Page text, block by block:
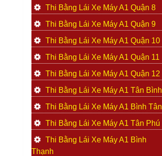
Thi Bằng Lái Xe Máy A1 Quận 8
Thi Bằng Lái Xe Máy A1 Quận 9
Thi Bằng Lái Xe Máy A1 Quận 10
Thi Bằng Lái Xe Máy A1 Quận 11
Thi Bằng Lái Xe Máy A1 Quận 12
Thi Bằng Lái Xe Máy A1 Tân Bình
Thi Bằng Lái Xe Máy A1 Bình Tân
Thi Bằng Lái Xe Máy A1 Tân Phú
Thi Bằng Lái Xe Máy A1 Bình
Thạnh